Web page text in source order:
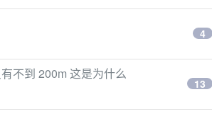
4
不到 200m 这是为什么
13